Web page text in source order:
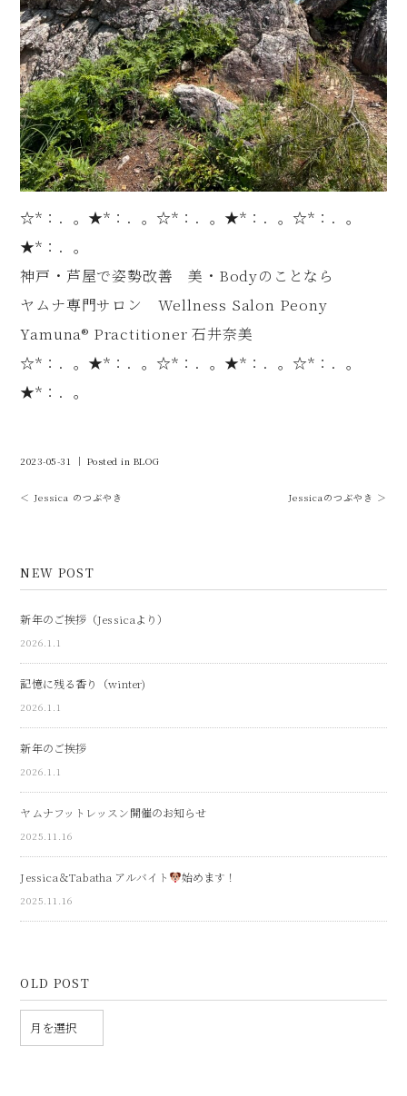
☆*：．。★*：．。☆*：．。★*：．。☆*：．。
★*：．。
神戸・芦屋で姿勢改善 美・Bodyのことなら
ヤムナ専門サロン Wellness Salon Peony
Yamuna®︎ Practitioner 石井奈美
☆*：．。★*：．。☆*：．。★*：．。☆*：．。
★*：．。
2023-05-31 ｜ Posted in BLOG
＜ Jessica のつぶやき Jessicaのつぶやき ＞
NEW POST
新年のご挨拶（Jessicaより）
2026.1.1
記憶に残る香り（winter)
2026.1.1
新年のご挨拶
2026.1.1
ヤムナフットレッスン開催のお知らせ
2025.11.16
Jessica＆Tabatha アルバイト 始めます！
2025.11.16
OLD POST